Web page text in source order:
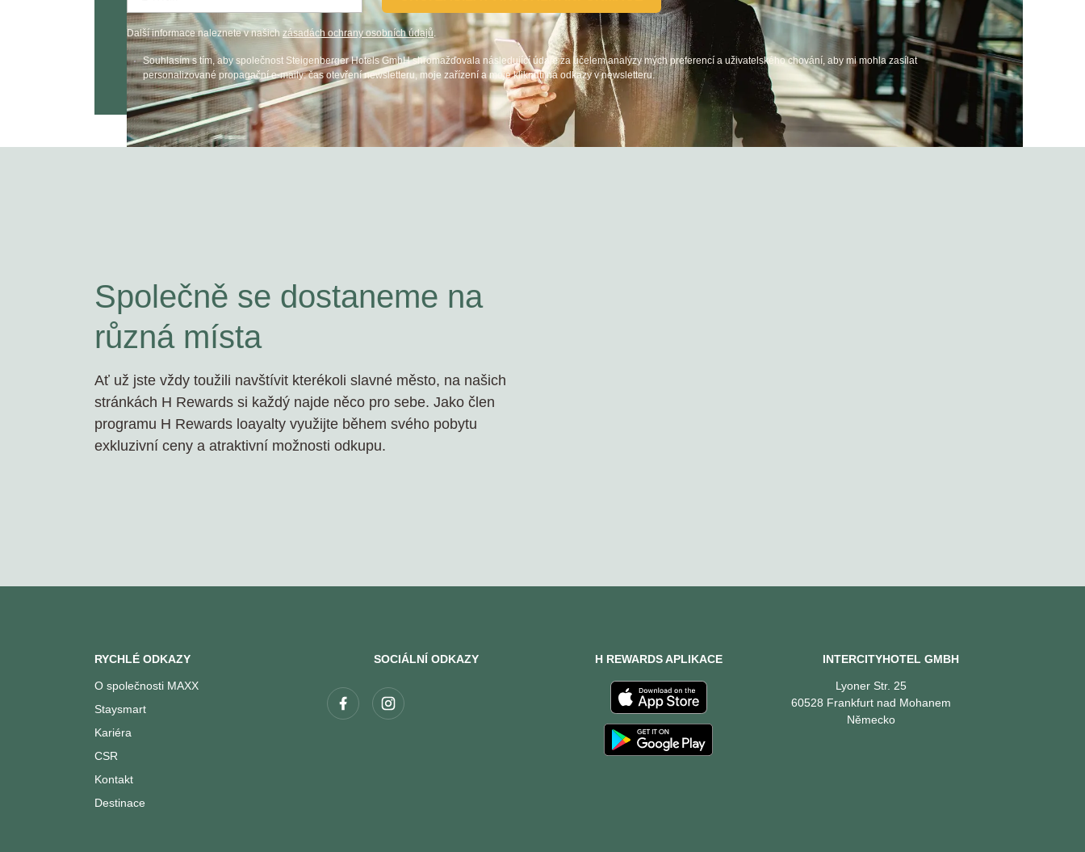
Další informace naleznete v našich zásadách ochrany osobních údajů.
Souhlasím s tím, aby společnost Steigenberger Hotels GmbH shromažďovala následující údaje za účelem analýzy mých preferencí a uživatelského chování, aby mi mohla zasílat
personalizované propagační e-maily: čas otevření newsletteru, moje zařízení a moje kliknutí na odkazy v newsletteru.
Společně se dostaneme na
různá místa
Ať už jste vždy toužili navštívit kterékoli slavné město, na našich
stránkách H Rewards si každý najde něco pro sebe. Jako člen
programu H Rewards loayalty využijte během svého pobytu
exkluzivní ceny a atraktivní možnosti odkupu.
RYCHLÉ ODKAZY
O společnosti MAXX
Staysmart
Kariéra
CSR
Kontakt
Destinace
SOCIÁLNÍ ODKAZY H REWARDS APLIKACE INTERCITYHOTEL GMBH
Lyoner Str. 25
60528 Frankfurt nad Mohanem
Německo